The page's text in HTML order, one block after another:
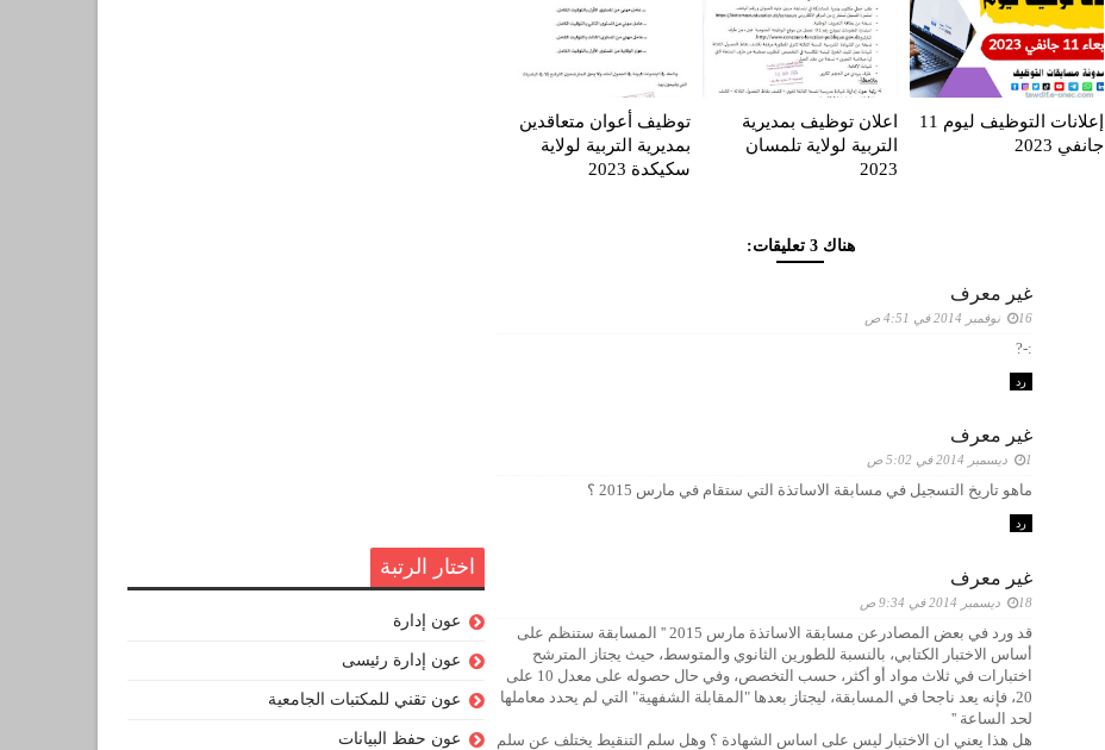
إعلانات التوظيف ليوم 11
جانفي 2023
اعلان توظيف بمديرية
التربية لولاية تلمسان
2023
توظيف أعوان متعاقدين
بمديرية التربية لولاية
سكيكدة 2023
هناك 3 تعليقات:
غير معرف
16 نوفمبر 2014 في 4:51 ص
:-?
رد
غير معرف
1 ديسمبر 2014 في 5:02 ص
ماهو تاريخ التسجيل في مسابقة الاساتذة التي ستقام في مارس 2015 ؟
رد
غير معرف
18 ديسمبر 2014 في 9:34 ص
قد ورد في بعض المصادرعن مسابقة الاساتذة مارس 2015 '' المسابقة ستنظم على
أساس الاختبار الكتابي، بالنسبة للطورين الثانوي والمتوسط، حيث يجتاز المترشح
اختبارات في ثلاث مواد أو أكثر، حسب التخصص، وفي حال حصوله على معدل 10 على
20، فإنه يعد ناجحا في المسابقة، ليجتاز بعدها "المقابلة الشفهية" التي لم يحدد معاملها
لحد الساعة ''
هل هذا يعني ان الاختبار ليس على اساس الشهادة ؟ وهل سلم التنقيط يختلف عن سلم
اختار الرتبة
عون إدارة
عون إدارة رئيسى
عون تقني للمكتبات الجامعية
عون حفظ البيانات